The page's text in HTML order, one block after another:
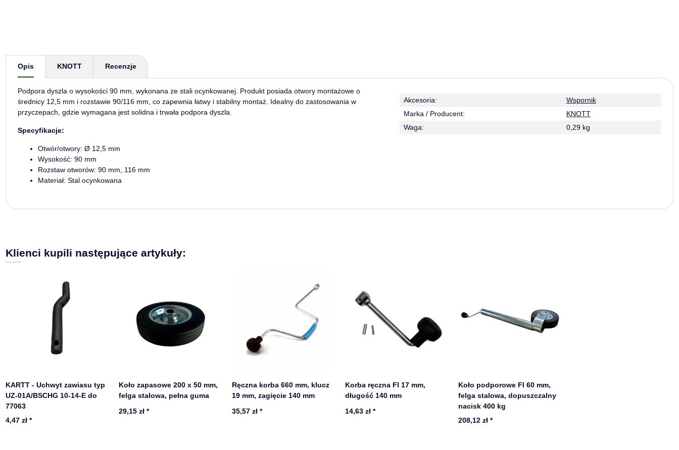
Opis
KNOTT Recenzje
Podpora dyszla o wysokości 90 mm, wykonana ze stali ocynkowanej. Produkt posiada otwory montażowe o
średnicy 12,5 mm i rozstawie 90/116 mm, co zapewnia łatwy i stabilny montaż. Idealny do zastosowania w
przyczepach, gdzie wymagana jest solidna i trwała podpora dyszla.
Specyfikacje:
Otwór/otwory: Ø 12,5 mm
Wysokość: 90 mm
Rozstaw otworów: 90 mm, 116 mm
Materiał: Stal ocynkowana
Akcesoria:
Wspornik
Marka / Producent:
KNOTT
Waga:
0,29 kg
Klienci kupili następujące artykuły:
KARTT - Uchwyt zawiasu typ
UZ-01A/BSCHG 10-14-E do
77063
4,47 zł*
Koło zapasowe 200 x 50 mm,
felga stalowa, pełna guma
29,15 zł*
Ręczna korba 660 mm, klucz
19 mm, zagięcie 140 mm
35,57 zł*
Korba ręczna FI 17 mm,
długość 140 mm
14,63 zł*
Koło podporowe FI 60 mm,
felga stalowa, dopuszczalny
nacisk 400 kg
208,12 zł*